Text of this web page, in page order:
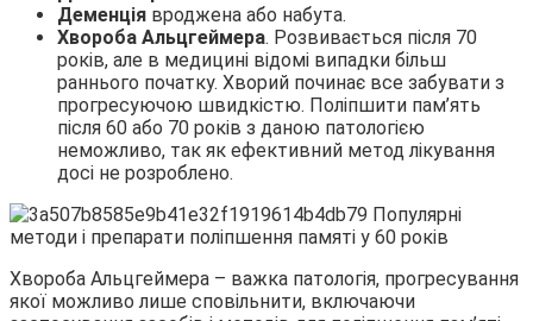
Деменція вроджена або набута.
Хвороба Альцгеймера. Розвивається після 70
років, але в медицині відомі випадки більш
раннього початку. Хворий починає все забувати з
прогресуючою швидкістю. Поліпшити пам’ять
після 60 або 70 років з даною патологією
неможливо, так як ефективний метод лікування
досі не розроблено.
Хвороба Альцгеймера – важка патологія, прогресування
якої можливо лише сповільнити, включаючи